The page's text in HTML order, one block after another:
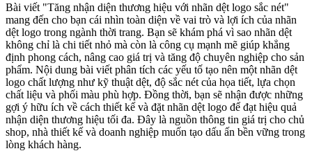
Bài viết "Tăng nhận diện thương hiệu với nhãn dệt logo sắc nét"
mang đến cho bạn cái nhìn toàn diện về vai trò và lợi ích của nhãn
dệt logo trong ngành thời trang. Bạn sẽ khám phá vì sao nhãn dệt
không chỉ là chi tiết nhỏ mà còn là công cụ mạnh mẽ giúp khẳng
định phong cách, nâng cao giá trị và tăng độ chuyên nghiệp cho sản
phẩm. Nội dung bài viết phân tích các yếu tố tạo nên một nhãn dệt
logo chất lượng như kỹ thuật dệt, độ sắc nét của họa tiết, lựa chọn
chất liệu và phối màu phù hợp. Đồng thời, bạn sẽ nhận được những
gợi ý hữu ích về cách thiết kế và đặt nhãn dệt logo để đạt hiệu quả
nhận diện thương hiệu tối đa. Đây là nguồn thông tin giá trị cho chủ
shop, nhà thiết kế và doanh nghiệp muốn tạo dấu ấn bền vững trong
lòng khách hàng.